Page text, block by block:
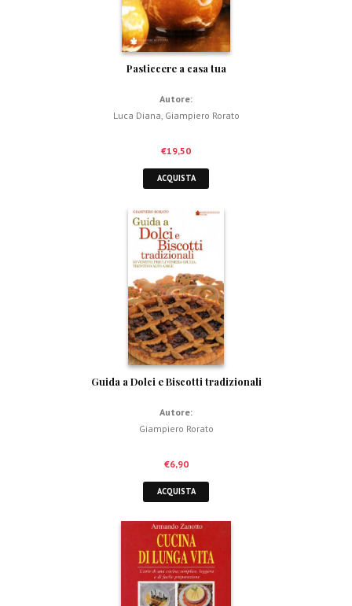
Pasticcere a casa tua
Autore:
Luca Diana Giampiero Rorato
€19,50
ACQUISTA
Guida a Dolci e Biscotti tradizionali
Autore:
Giampiero Rorato
€6,90
ACQUISTA